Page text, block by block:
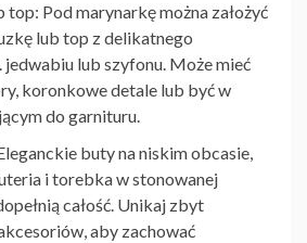
top: Pod marynarkę można założyć
lub top z delikatnego
jedwabiu lub szyfonu. Może mieć
koronkowe detale lub być w
do garnituru.
buty na niskim obcasie,
i torebka w stonowanej
całość. Unikaj zbyt
aby zachować